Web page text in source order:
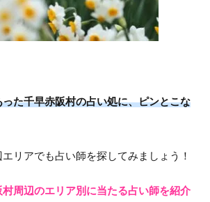
た千早赤阪村の占い処に、ピンとこな
リアでも占い師を探してみましょう！
周辺のエリア別に当たる占い師を紹介